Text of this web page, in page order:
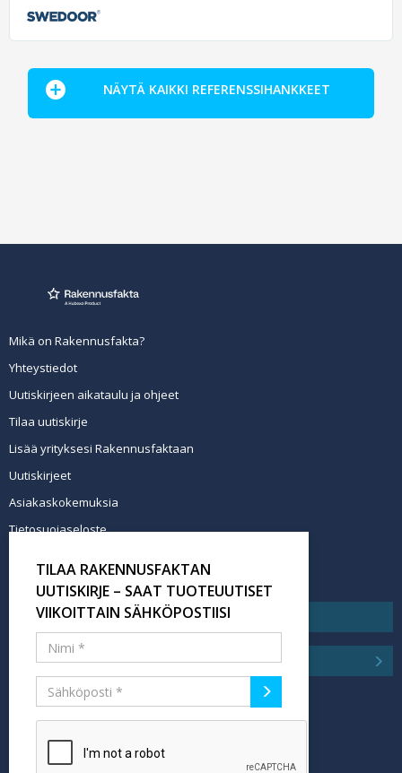
NÄYTÄ KAIKKI REFERENSSIHANKKEET
Mikä on Rakennusfakta?
Yhteystiedot
Uutiskirjeen aikataulu ja ohjeet
Tilaa uutiskirje
Lisää yrityksesi Rakennusfaktaan
Uutiskirjeet
Asiakaskokemuksia
Tietosuojaseloste
Tilaa uutiskirje
TILAA RAKENNUSFAKTAN
UUTISKIRJE – SAAT TUOTEUUTISET
VIIKOITTAIN SÄHKÖPOSTIISI